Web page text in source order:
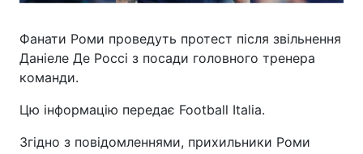
Фанати Роми проведуть протест після звільнення
Даніеле Де Россі з посади головного тренера
команди.
Цю інформацію передає Football Italia.
Згідно з повідомленнями, прихильники Роми